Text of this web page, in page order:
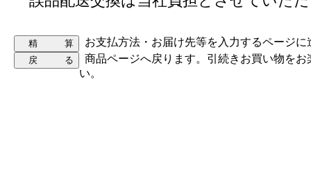
お支払方法・お届け先等を入力するページに
商品ページへ戻ります。引続きお買い物をお
い。